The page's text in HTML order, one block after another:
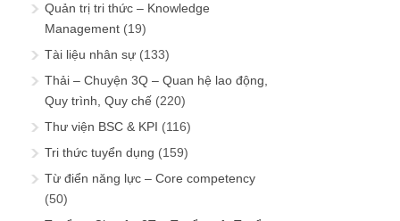
Quản trị tri thức – Knowledge
Management (19)
Tài liệu nhân sự (133)
Thải – Chuyện 3Q – Quan hệ lao động,
Quy trình, Quy chế (220)
Thư viện BSC & KPI (116)
Tri thức tuyển dụng (159)
Từ điển năng lực – Core competency
(50)